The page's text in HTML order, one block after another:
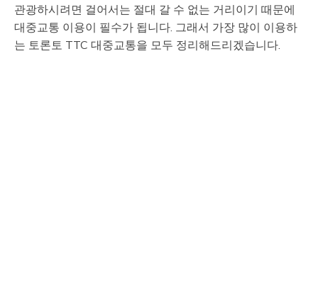
관광하시려면 걸어서는 절대 갈 수 없는 거리이기 때문에
대중교통 이용이 필수가 됩니다. 그래서 가장 많이 이용하
는 토론토 TTC 대중교통을 모두 정리해드리겠습니다.